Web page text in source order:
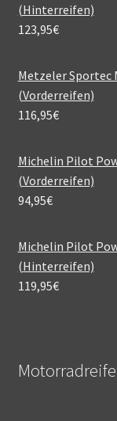
(Hinterreifen)
123,95€
Metzeler Sportec
(Vorderreifen)
116,95€
Michelin Pilot
(Vorderreifen)
94,95€
Michelin Pilot
(Hinterreifen)
119,95€